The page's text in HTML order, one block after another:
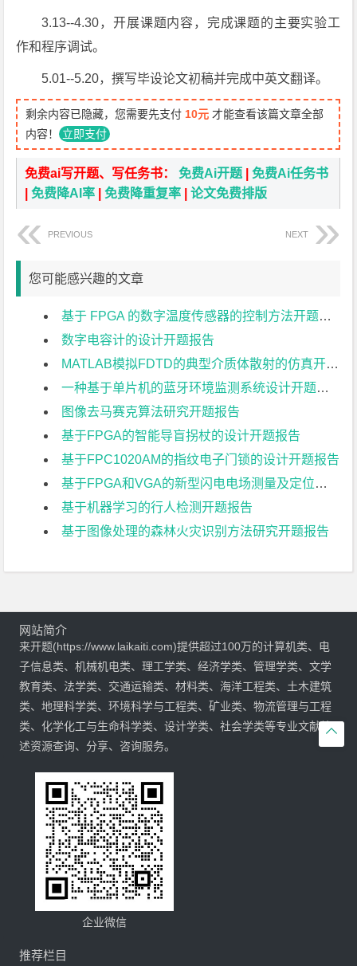
3.13--4.30，开展课题内容，完成课题的主要实验工
作和程序调试。
5.01--5.20，撰写毕设论文初稿并完成中英文翻译。
剩余内容已隐藏，您需要先支付 10元 才能查看该篇文章全部
内容！ 立即支付
免费ai写开题、写任务书：免费Ai开题 |免费Ai任务书
|免费降AI率 |免费降重复率 |论文免费排版
PREVIOUS NEXT
您可能感兴趣的文章
基于 FPGA 的数字温度传感器的控制方法开题报告
数字电容计的设计开题报告
MATLAB模拟FDTD的典型介质体散射的仿真开题报告
一种基于单片机的蓝牙环境监测系统设计开题报告
图像去马赛克算法研究开题报告
基于FPGA的智能导盲拐杖的设计开题报告
基于FPC1020AM的指纹电子门锁的设计开题报告
基于FPGA和VGA的新型闪电电场测量及定位系统开题报告
基于机器学习的行人检测开题报告
基于图像处理的森林火灾识别方法研究开题报告

网站简介
来开题(https://www.laikaiti.com)提供超过100万的计算机类、电
子信息类、机械机电类、理工学类、经济学类、管理学类、文学
教育类、法学类、交通运输类、材料类、海洋工程类、土木建筑
类、地理科学类、环境科学与工程类、矿业类、物流管理与工程
类、化学化工与生命科学类、设计学类、社会学类等专业文献综
述资源查询、分享、咨询服务。
企业微信
推荐栏目